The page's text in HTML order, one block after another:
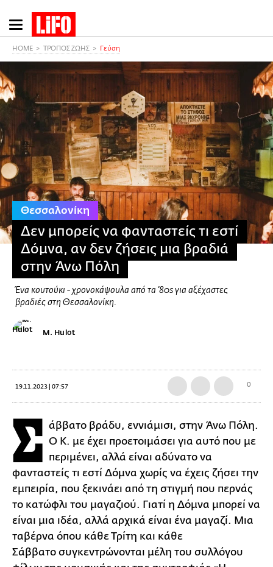
Παράκαμψη
προς
κυρίως
περιεχόμενο
HOME ΤΡΟΠΟΣ ΖΩΗΣ Γεύση
Θεσσαλονίκη
Δεν μπορείς να φανταστείς τι εστί
Δόμνα, αν δεν ζήσεις μια βραδιά
στην Άνω Πόλη
Ένα κουτούκι - χρονοκάψουλα από τα ’80s για αξέχαστες
βραδιές στη Θεσσαλονίκη.
M. Hulot
19.11.2023 | 07:57 0
Σ άββατο βράδυ, εννιάμισι, στην Άνω Πόλη.
Ο Κ. με έχει προετοιμάσει για αυτό που με
περιμένει, αλλά είναι αδύνατο να
φανταστείς τι εστί Δόμνα χωρίς να έχεις ζήσει την
εμπειρία, που ξεκινάει από τη στιγμή που περνάς
το κατώφλι του μαγαζιού. Γιατί η Δόμνα μπορεί να
είναι μια ιδέα, αλλά αρχικά είναι ένα μαγαζί. Μια
ταβέρνα όπου κάθε Τρίτη και κάθε
Σάββατο συγκεντρώνονται μέλη του συλλόγου